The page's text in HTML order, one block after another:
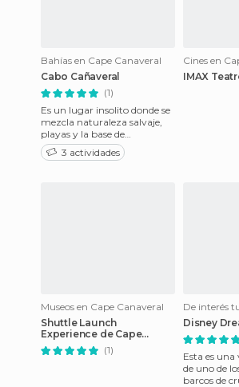
Bahías en Cape Canaveral
Cabo Cañaveral
(1)
Es un lugar insolito donde se
mezcla naturaleza salvaje,
playas y la base de
lanzamientos de cohetes
espaciales de la Nasa.
3 actividades
Cines en
IMAX
Museos en Cape Canaveral
Shuttle Launch
Experience de Cape
Canaveral
(1)
Disney
Esta es
de uno de
barcos de